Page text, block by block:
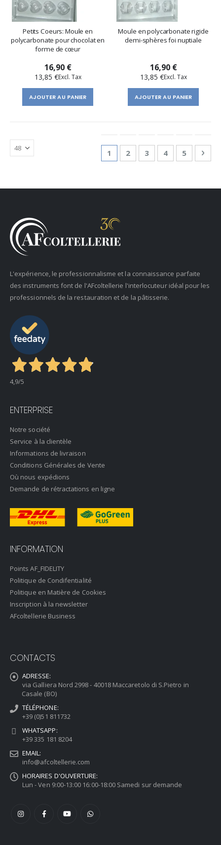
Petits Coeurs: Moule en
polycarbonate pour chocolat en
forme de cœur
16,90 €
13,85 €
AJOUTER AU PANIER
Moule en polycarbonate rigide
demi-sphères foi nuptiale
16,90 €
13,85 €
AJOUTER AU PANIER
You're currently reading page
1 Page
2 Page
3 Page
4 Page
5
L'expérience, le professionnalisme et la connaissance parfaite
des instruments font de l'AFcoltellerie l'interlocuteur idéal pour les
professionnels de la restauration et de la pâtisserie.
4,9/5
ENTERPRISE
Notre société
Service à la clientèle
Informations de livraison
Conditions Générales de Vente
Où nous expédions
Demande de rétractations en ligne
INFORMATION
Points AF_FIDELITY
Politique de Condifentialité
Politique en Matière de Cookies
Inscription à la newsletter
AFcoltellerie Business
CONTACTS
ADRESSE:
via Galliera Nord 2998 - 40018 Maccaretolo di S.Pietro in
Casale (BO)
TÉLÉPHONE:
+39 (0)51 811732
WHATSAPP:
+39 335 181 8204
EMAIL:
info@afcoltellerie.com
HORAIRES D'OUVERTURE:
Lun - Ven 9:00-13:00 16:00-18:00 Samedi sur demande